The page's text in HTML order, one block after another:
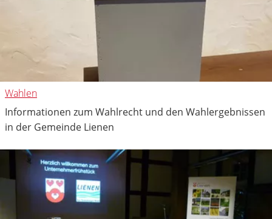
Wahlen
Informationen zum Wahlrecht und den Wahlergebnissen
in der Gemeinde Lienen